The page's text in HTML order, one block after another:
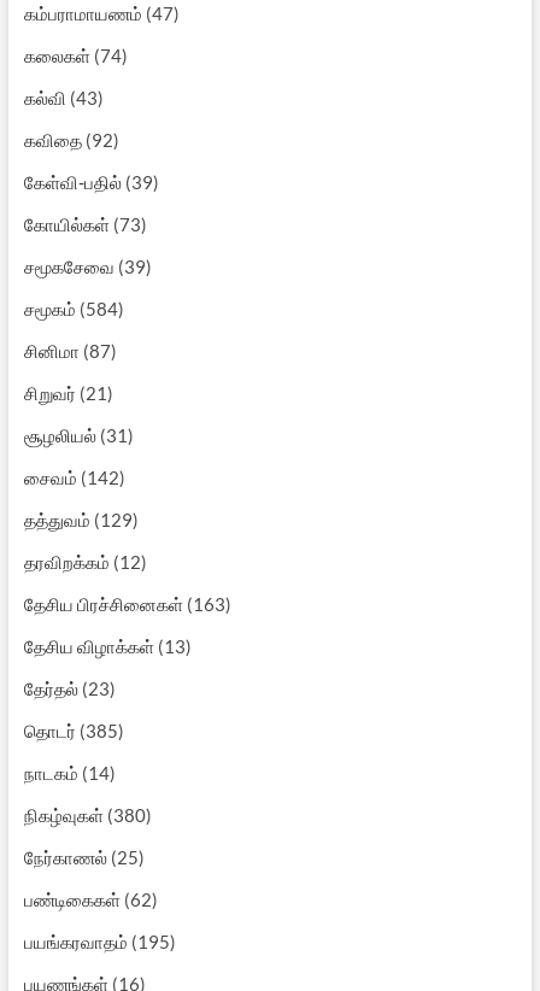
கம்பராமாயணம் (47)
கலைகள்(74)
கல்வி (43)
கவிதை(92)
கேள்வி-பதில்(39)
கோயில்கள்(73)
சமூகசேவை (39)
சமூகம் (584)
சினிமா (87)
சிறுவர் (21)
சூழலியல்(31)
சைவம் (142)
தத்துவம் (129)
தரவிறக்கம் (12)
தேசிய பிரச்சினைகள்(163)
தேசிய விழாக்கள்(13)
தேர்தல்(23)
தொடர் (385)
நாடகம் (14)
நிகழ்வுகள்(380)
நேர்காணல்(25)
பண்டிகைகள்(62)
பயங்கரவாதம் (195)
பயணங்கள்(16)